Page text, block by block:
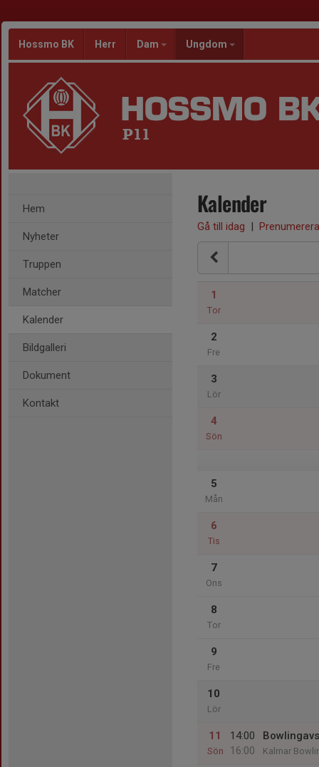
Hossmo BK Herr Dam Ungdom
P11
Hem
Nyheter
Truppen
Matcher
Kalender
Bildgalleri
Dokument
Kontakt
Kalender
Gå till idag | Prenumerera
1
Tor
2
Fre
3
Lör
4
Sön
5
Mån
6
Tis
7
Ons
8
Tor
9
Fre
10
Lör
11
Sön
14:00
16:00
Kalmar